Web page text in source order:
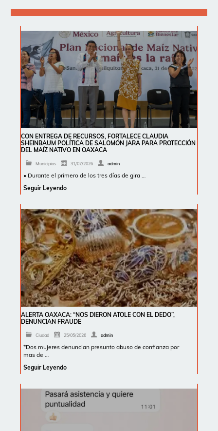
CON ENTREGA DE RECURSOS, FORTALECE CLAUDIA
SHEINBAUM POLÍTICA DE SALOMÓN JARA PARA PROTECCIÓN
DEL MAÍZ NATIVO EN OAXACA
Municipios 31/07/2026 admin
• Durante el primero de los tres días de gira …
Seguir Leyendo
ALERTA OAXACA: “NOS DIERON ATOLE CON EL DEDO”,
DENUNCIAN FRAUDE
Ciudad 25/05/2026 admin
*Dos mujeres denuncian presunto abuso de confianza por
mas de …
Seguir Leyendo